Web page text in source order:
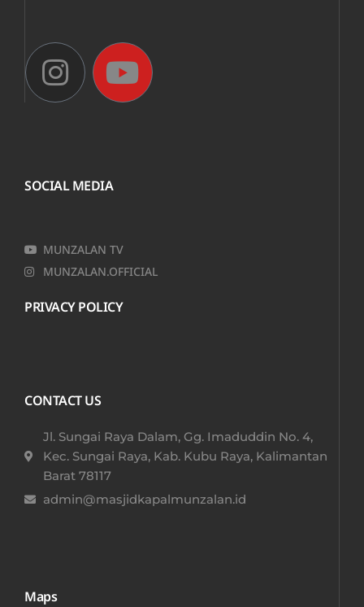
SOCIAL MEDIA
MUNZALAN TV
MUNZALAN.OFFICIAL
PRIVACY POLICY
CONTACT US
Jl. Sungai Raya Dalam, Gg. Imaduddin No. 4,
Kec. Sungai Raya, Kab. Kubu Raya, Kalimantan
Barat 78117​
admin@masjidkapalmunzalan.id
Maps